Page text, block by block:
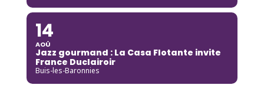
14
AOÛ
Jazz gourmand : La Casa Flotante invite
France Duclairoir
Buis-les-Baronnies